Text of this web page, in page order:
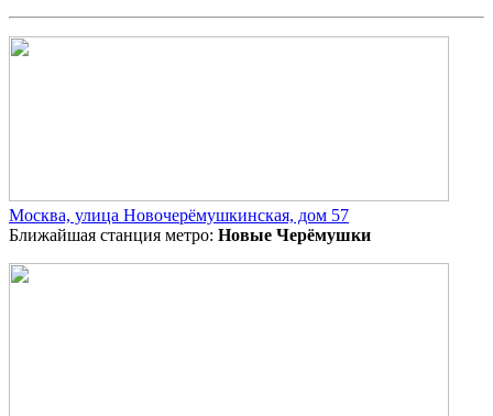
Москва, улица Новочерёмушкинская, дом 57
Ближайшая станция метро: Новые Черёмушки